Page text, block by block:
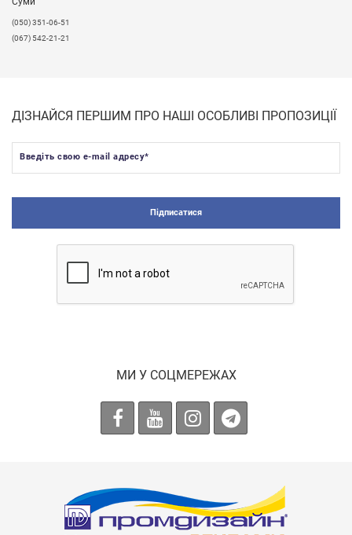
(050) 351-06-51
(067) 542-21-21
ДІЗНАЙСЯ ПЕРШИМ ПРО НАШІ ОСОБЛИВІ ПРОПОЗИЦІЇ
Введіть свою e-mail адресу*
Підписатися
МИ У СОЦМЕРЕЖАХ